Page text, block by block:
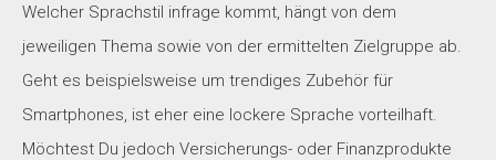
Welcher Sprachstil infrage kommt, hängt von dem
jeweiligen Thema sowie von der ermittelten Zielgruppe ab.
Geht es beispielsweise um trendiges Zubehör für
Smartphones, ist eher eine lockere Sprache vorteilhaft.
Möchtest Du jedoch Versicherungs- oder Finanzprodukte